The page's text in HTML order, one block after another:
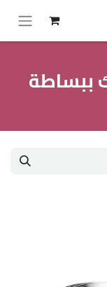
ببساطة